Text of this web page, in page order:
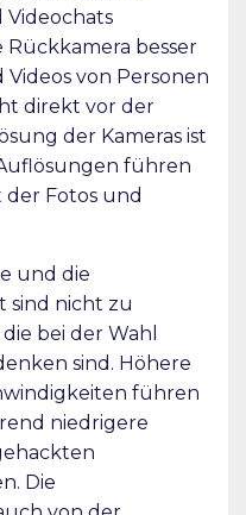
Videochats
besser
von Personen
direkt vor der
der Kameras ist
führen
der Fotos und
und die
sind nicht zu
bei der Wahl
sind. Höhere
führen
niedrigere
Die